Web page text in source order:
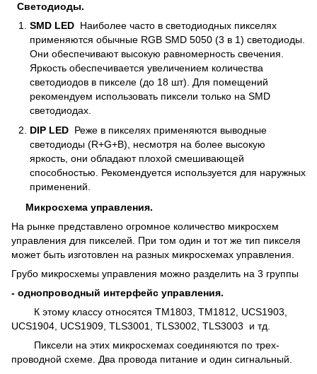
Светодиоды.
SMD LED Наиболее часто в светодиодных пикселях
применяются обычные RGB SMD 5050 (3 в 1) светодиоды.
Они обеспечивают высокую равномерность свечения.
Яркость обеспечивается увеличением количества
светодиодов в пикселе (до 18 шт). Для помещений
рекомендуем использовать пиксели только на SMD
светодиодах.
DIP LED Реже в пикселях применяются выводные
светодиоды (R+G+B), несмотря на более высокую
яркость, они обладают плохой смешивающей
способностью. Рекомендуется используется для наружных
применений.
Микросхема управления.
На рынке представлено огромное количество микросхем
управления для пикселей. При том один и тот же тип пикселя
может быть изготовлен на разных микросхемах управления.
Грубо микросхемы управления можно разделить на 3 группы
- однопроводный интерфейс управления.
К этому классу относятся TM1803, TM1812, UCS1903,
UCS1904, UCS1909, TLS3001, TLS3002, TLS3003 и тд.
Пиксели на этих микросхемах соединяются по трех-
проводной схеме. Два провода питание и один сигнальный.